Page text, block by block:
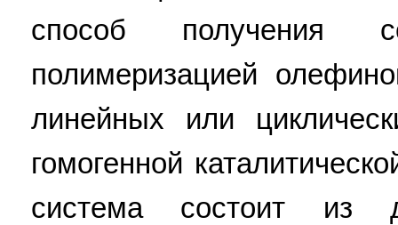
способ получения
полимеризацией
линейных или
гомогенной
система состоит из